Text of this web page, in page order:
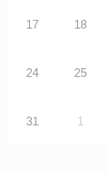
17 18
24 25
31 1